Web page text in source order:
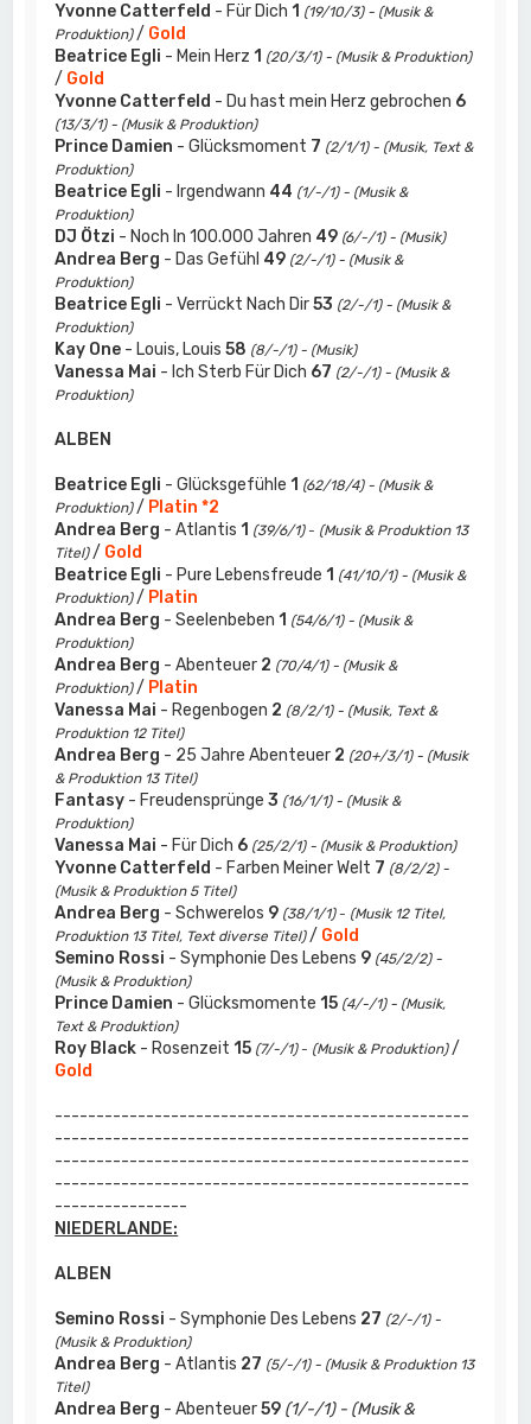
Yvonne Catterfeld - Für Dich 1 (19/10/3) - (Musik &
Produktion)/ Gold
Beatrice Egli - Mein Herz 1 (20/3/1) - (Musik & Produktion)
/ Gold
Yvonne Catterfeld - Du hast mein Herz gebrochen 6
(13/3/1) - (Musik & Produktion)
Prince Damien - Glücksmoment 7 (2/1/1) - (Musik, Text &
Produktion)
Beatrice Egli - Irgendwann 44 (1/-/1) - (Musik &
Produktion)
DJ Ötzi - Noch In 100.000 Jahren 49 (6/-/1) - (Musik)
Andrea Berg - Das Gefühl 49 (2/-/1) - (Musik &
Produktion)
Beatrice Egli - Verrückt Nach Dir53 (2/-/1) - (Musik &
Produktion)
Kay One - Louis, Louis58 (8/-/1) - (Musik)
Vanessa Mai - Ich Sterb Für Dich 67 (2/-/1) - (Musik &
Produktion)
ALBEN
Beatrice Egli - Glücksgefühle 1 (62/18/4) - (Musik &
Produktion)/ Platin *2
Andrea Berg - Atlantis 1 (39/6/1)- (Musik & Produktion 13
Titel)/ Gold
Beatrice Egli - Pure Lebensfreude 1 (41/10/1) - (Musik &
Produktion)/ Platin
Andrea Berg - Seelenbeben 1 (54/6/1) - (Musik &
Produktion)
Andrea Berg - Abenteuer 2 (70/4/1) - (Musik &
Produktion)/ Platin
Vanessa Mai - Regenbogen 2 (8/2/1) - (Musik, Text &
Produktion 12 Titel)
Andrea Berg - 25 Jahre Abenteuer 2 (20+/3/1) - (Musik
& Produktion 13 Titel)
Fantasy - Freudensprünge3 (16/1/1) - (Musik &
Produktion)
Vanessa Mai - Für Dich 6 (25/2/1) - (Musik & Produktion)
Yvonne Catterfeld - Farben Meiner Welt 7 (8/2/2) -
(Musik & Produktion 5 Titel)
Andrea Berg - Schwerelos 9 (38/1/1)- (Musik 12 Titel,
Produktion 13 Titel, Text diverse Titel)/ Gold
Semino Rossi - Symphonie Des Lebens 9 (45/2/2) -
(Musik & Produktion)
Prince Damien - Glücksmomente 15 (4/-/1) - (Musik,
Text & Produktion)
Roy Black - Rosenzeit 15 (7/-/1)- (Musik & Produktion)/
Gold
--------------------------------------------------
--------------------------------------------------
--------------------------------------------------
--------------------------------------------------
----------------
NIEDERLANDE:
ALBEN
Semino Rossi - Symphonie Des Lebens 27 (2/-/1) -
(Musik & Produktion)
Andrea Berg - Atlantis 27 (5/-/1) - (Musik & Produktion 13
Titel)
Andrea Berg - Abenteuer59 (1/-/1) - (Musik &